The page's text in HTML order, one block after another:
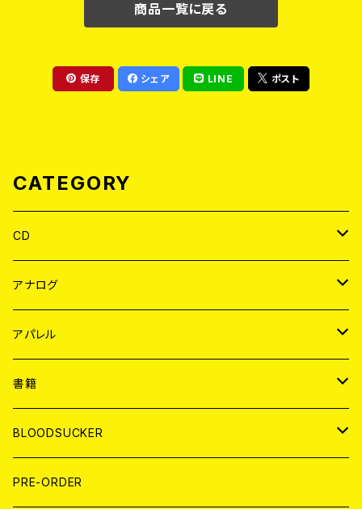
商品一覧に戻る
保存 シェア LINE ポスト
CATEGORY
CD
JAPAN
WORLD
アナログ
JAPAN
７EP
LP
WORLD
7EP
LP
アパレル
JAPAN
T-shirt
HOOD
WORLD
T-shirt
書籍
MAGAZINE
BOLLOCKS
写真集 (PHOTOBOOK)
BLOODSUCKER
CD
PRE-ORDER